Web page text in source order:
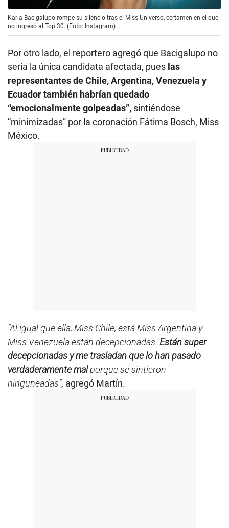
Karla Bacigalupo rompe su silencio tras el Miss Universo, certamen en el que
no ingresó al Top 30. (Foto: Instagram)
Por otro lado, el reportero agregó que Bacigalupo no
sería la única candidata afectada, pues las
representantes de Chile, Argentina, Venezuela y
Ecuador también habrían quedado
“emocionalmente golpeadas”, sintiéndose
“minimizadas” por la coronación Fátima Bosch, Miss
México.
“Al igual que ella, Miss Chile, está Miss Argentina y
Miss Venezuela están decepcionadas. Están super
decepcionadas y me trasladan que lo han pasado
verdaderamente malporque se sintieron
ninguneadas”, agregó Martín.